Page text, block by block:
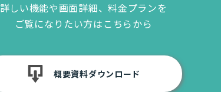
詳しい機能や画面詳細、料金プランを
ご覧になりたい方はこちらから
概要資料ダウンロード